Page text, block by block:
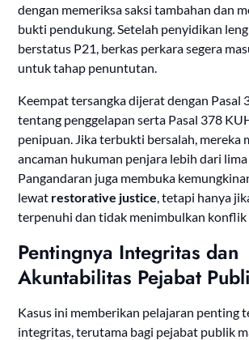
dengan memeriksa saksi tambahan dan
bukti pendukung. Setelah penyidikan
berstatus P21, berkas perkara segera
untuk tahap penuntutan.
Keempat tersangka dijerat dengan Pasal
tentang penggelapan serta Pasal 378
penipuan. Jika terbukti bersalah, mereka
ancaman hukuman penjara lebih dari
Pangandaran juga membuka
lewat restorative justice , tetapi hanya
terpenuhi dan tidak menimbulkan konflik
Pentingnya Integritas dan
Akuntabilitas Pejabat
Kasus ini memberikan pelajaran penting
integritas, terutama bagi pejabat publik